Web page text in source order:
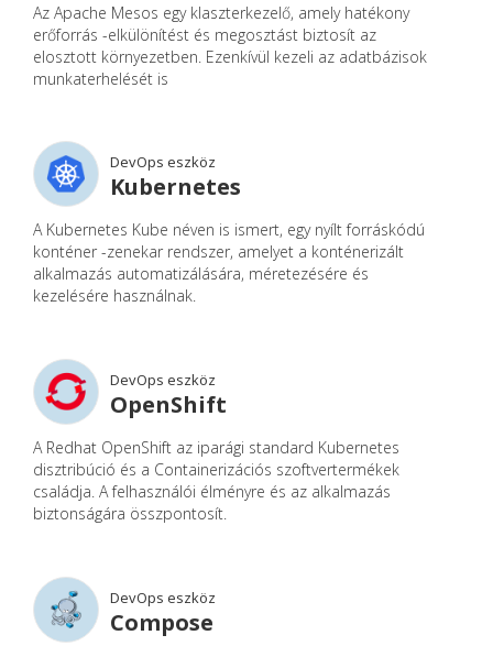
Az Apache Mesos egy klaszterkezelő, amely hatékony
erőforrás -elkülönítést és megosztást biztosít az
elosztott környezetben. Ezenkívül kezeli az adatbázisok
munkaterhelését is
DevOps eszköz
Kubernetes
A Kubernetes Kube néven is ismert, egy nyílt forráskódú
konténer -zenekar rendszer, amelyet a konténerizált
alkalmazás automatizálására, méretezésére és
kezelésére használnak.
DevOps eszköz
OpenShift
A Redhat OpenShift az iparági standard Kubernetes
disztribúció és a Containerizációs szoftvertermékek
családja. A felhasználói élményre és az alkalmazás
biztonságára összpontosít.
DevOps eszköz
Compose